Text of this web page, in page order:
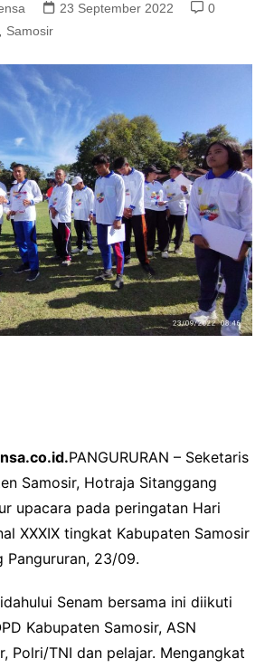
23 September 2022
0
Samosir
PANGURURAN – Seketaris
Samosir, Hotraja Sitanggang
upacara pada peringatan Hari
XXXIX tingkat Kabupaten Samosir
Pangururan, 23/09.
Senam bersama ini diikuti
Kabupaten Samosir, ASN
Polri/TNI dan pelajar. Mengangkat